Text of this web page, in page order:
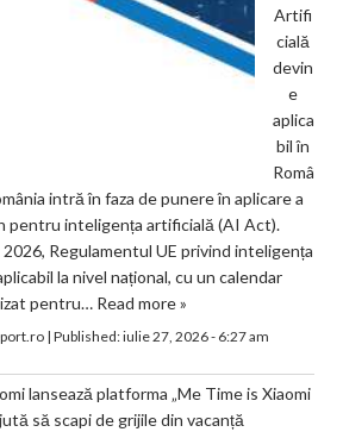
Artifi
cială
devin
e
aplica
bil în
Româ
intră în faza de punere în aplicare a
pentru inteligența artificială (AI Act).
Regulamentul UE privind inteligența
la nivel național, cu un calendar
pentru… Read more »
| Published:iulie 27, 2026 - 6:27 am
lansează platforma „Me Time is Xiaomi
să scapi de grijile din vacanță